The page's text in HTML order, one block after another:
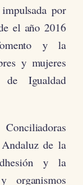
por
el año 2016
y la
y mujeres
de Igualdad
de la
y la
organismos